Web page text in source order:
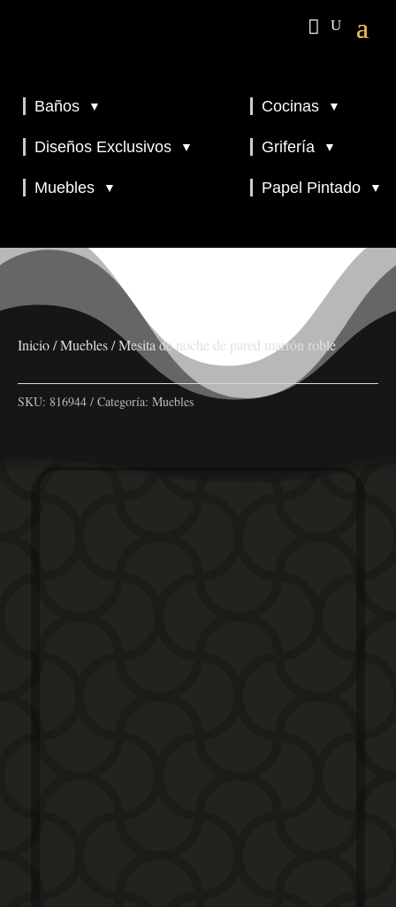
Baños ▼ Cocinas ▼
Diseños Exclusivos ▼ Grifería ▼
Muebles ▼ Papel Pintado ▼
Inicio/Muebles/ Mesita de noche de pared marrón roble
SKU: 816944 Categoría: Muebles